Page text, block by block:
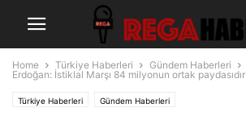
Home Türkiye Haberleri Gündem Haberleri
Erdoğan: İstiklal Marşı 84 milyonun ortak paydasıdır
Türkiye Haberleri Gündem Haberleri